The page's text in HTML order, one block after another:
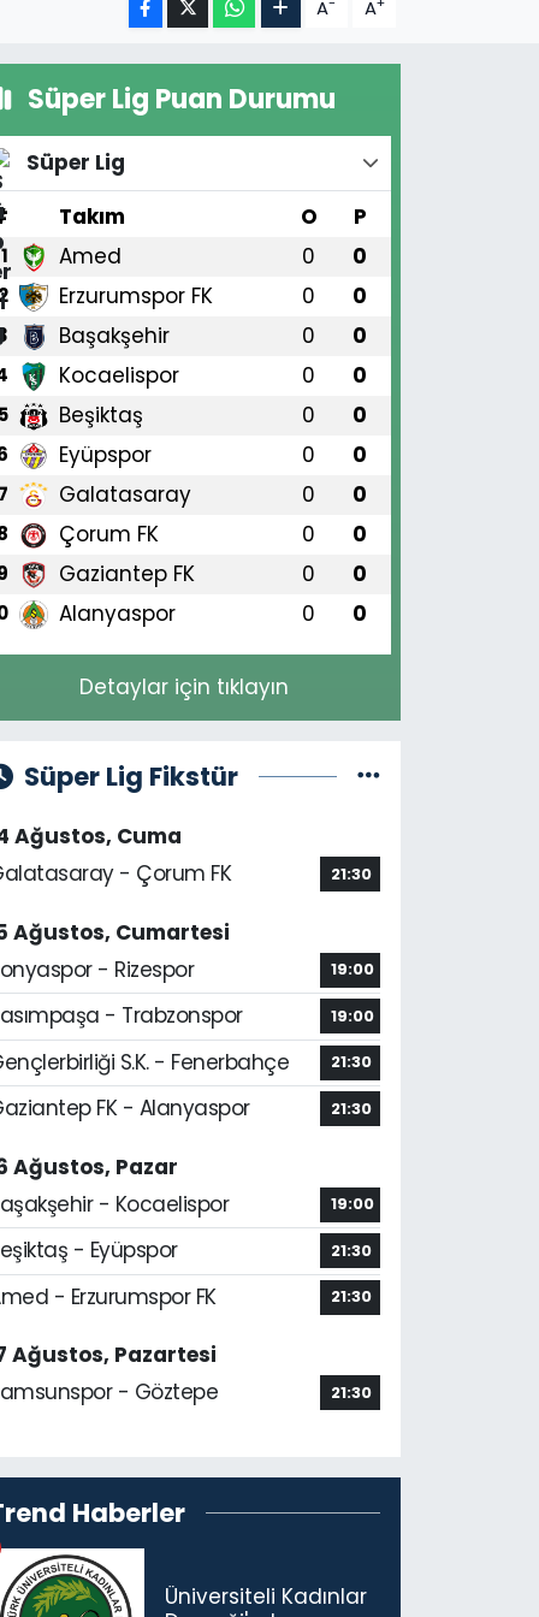
A A
Süper Lig Puan Durumu
Süper Lig
Takım O P
1 Amed 0 0
Erzurumspor FK 0 0
Başakşehir 0 0
Kocaelispor 0 0
Beşiktaş 0 0
Eyüpspor 0 0
Galatasaray 0 0
Çorum FK 0 0
Gaziantep FK 0 0
Alanyaspor 0 0
Detaylar için tıklayın
Süper Lig Fikstür
Ağustos, Cuma
- Çorum FK
21:30
Ağustos, Cumartesi
- Rizespor
19:00
- Trabzonspor 19:00
S.K. - Fenerbahçe 21:30
FK - Alanyaspor 21:30
Ağustos, Pazar
- Kocaelispor
19:00
- Eyüpspor 21:30
- Erzurumspor FK 21:30
Ağustos, Pazartesi
- Göztepe
21:30
Haberler
Üniversiteli Kadınlar